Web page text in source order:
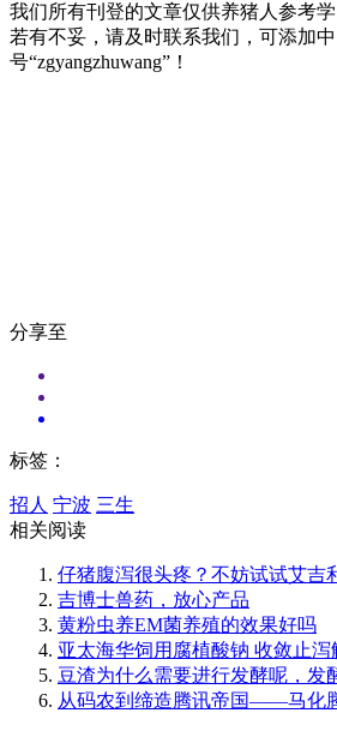
我们所有刊登的文章仅供养猪人参考学
若有不妥，请及时联系我们，可添加
号“zgyangzhuwang”！
分享至
标签：
招人 宁波 三生
相关阅读
仔猪腹泻很头疼？不妨试试艾吉
吉博士兽药，放心产品
黄粉虫养EM菌养殖的效果好吗
亚太海华饲用腐植酸钠 收敛止
豆渣为什么需要进行发酵呢，发
从码农到缔造腾讯帝国——马化